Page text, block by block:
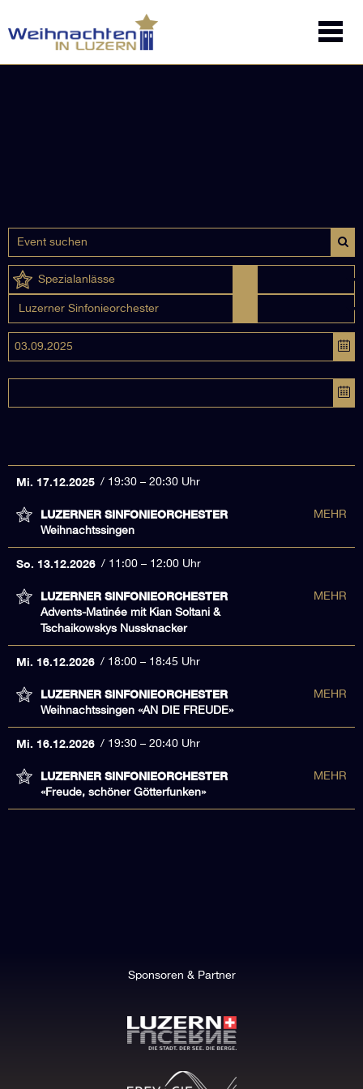
Spezialanlässe
Luzerner Sinfonieorchester
Mi. 17.12.2025 19:30 – 20:30 Uhr
LUZERNER SINFONIEORCHESTER
Weihnachtssingen
MEHR
So. 13.12.2026 11:00 – 12:00 Uhr
LUZERNER SINFONIEORCHESTER
Advents-Matinée mit Kian Soltani &
Tschaikowskys Nussknacker
MEHR
Mi. 16.12.2026 18:00 – 18:45 Uhr
LUZERNER SINFONIEORCHESTER
Weihnachtssingen «AN DIE FREUDE»
MEHR
Mi. 16.12.2026 19:30 – 20:40 Uhr
LUZERNER SINFONIEORCHESTER
«Freude, schöner Götterfunken»
MEHR
Sponsoren & Partner